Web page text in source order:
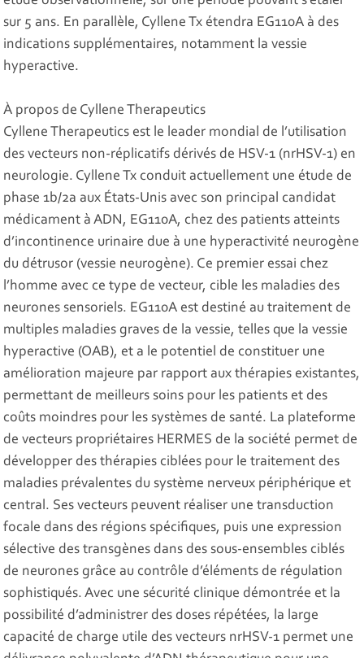
sur 5 ans. En parallèle, Cyllene Tx étendra EG110A à des
indications supplémentaires, notamment la vessie
hyperactive.
À propos de Cyllene Therapeutics
Cyllene Therapeutics est le leader mondial de l’utilisation
des vecteurs non-réplicatifs dérivés de HSV-1 (nrHSV-1) en
neurologie. Cyllene Tx conduit actuellement une étude de
phase 1b/2a aux États-Unis avec son principal candidat
médicament à ADN, EG110A, chez des patients atteints
d’incontinence urinaire due à une hyperactivité neurogène
du détrusor (vessie neurogène). Ce premier essai chez
l’homme avec ce type de vecteur, cible les maladies des
neurones sensoriels. EG110A est destiné au traitement de
multiples maladies graves de la vessie, telles que la vessie
hyperactive (OAB), et a le potentiel de constituer une
amélioration majeure par rapport aux thérapies existantes,
permettant de meilleurs soins pour les patients et des
coûts moindres pour les systèmes de santé. La plateforme
de vecteurs propriétaires HERMES de la société permet de
développer des thérapies ciblées pour le traitement des
maladies prévalentes du système nerveux périphérique et
central. Ses vecteurs peuvent réaliser une transduction
focale dans des régions spécifiques, puis une expression
sélective des transgènes dans des sous-ensembles ciblés
de neurones grâce au contrôle d’éléments de régulation
sophistiqués. Avec une sécurité clinique démontrée et la
possibilité d’administrer des doses répétées, la large
capacité de charge utile des vecteurs nrHSV-1 permet une